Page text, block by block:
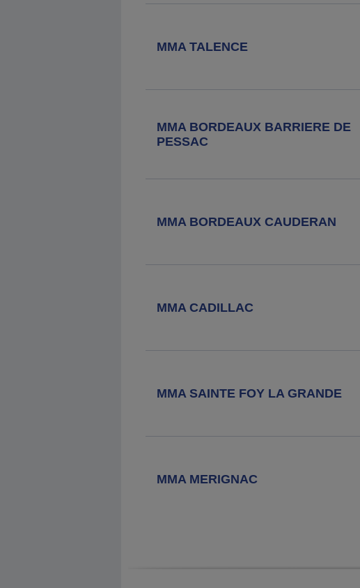
MMA TALENCE
MMA BORDEAUX BARRIERE DE
PESSAC
MMA BORDEAUX CAUDERAN
MMA CADILLAC
MMA SAINTE FOY LA GRANDE
MMA MERIGNAC